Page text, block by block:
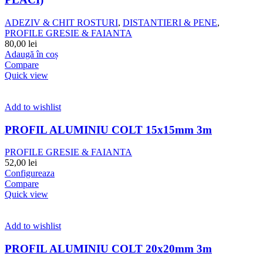
ADEZIV & CHIT ROSTURI, DISTANTIERI & PENE,
PROFILE GRESIE & FAIANTA
80,00 lei
Adaugă în coș
Compare
Quick view
Add to wishlist
PROFIL ALUMINIU COLT 15x15mm 3m
PROFILE GRESIE & FAIANTA
52,00 lei
Configureaza
Compare
Quick view
Add to wishlist
PROFIL ALUMINIU COLT 20x20mm 3m